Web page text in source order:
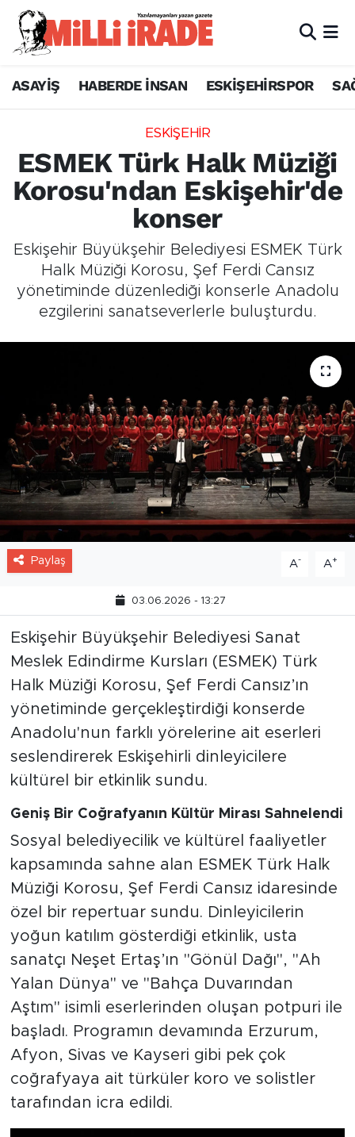
ASAYİŞ HABERDE İNSAN ESKİŞEHİRSPOR
ESKİŞEHİR
ESMEK Türk Halk Müziği
Korosu'ndan Eskişehir'de
konser
Eskişehir Büyükşehir Belediyesi ESMEK Türk
Halk Müziği Korosu, Şef Ferdi Cansız
yönetiminde düzenlediği konserle Anadolu
ezgilerini sanatseverlerle buluşturdu.
Paylaş A- A+
03.06.2026 - 13:27
Eskişehir Büyükşehir Belediyesi Sanat
Meslek Edindirme Kursları (ESMEK) Türk
Halk Müziği Korosu, Şef Ferdi Cansız’ın
yönetiminde gerçekleştirdiği konserde
Anadolu'nun farklı yörelerine ait eserleri
seslendirerek Eskişehirli dinleyicilere
kültürel bir etkinlik sundu.
Geniş Bir Coğrafyanın Kültür Mirası Sahnelendi
Sosyal belediyecilik ve kültürel faaliyetler
kapsamında sahne alan ESMEK Türk Halk
Müziği Korosu, Şef Ferdi Cansız idaresinde
özel bir repertuar sundu. Dinleyicilerin
yoğun katılım gösterdiği etkinlik, usta
sanatçı Neşet Ertaş’ın "Gönül Dağı", "Ah
Yalan Dünya" ve "Bahça Duvarından
Aştım" isimli eserlerinden oluşan potpuri ile
başladı. Programın devamında Erzurum,
Afyon, Sivas ve Kayseri gibi pek çok
coğrafyaya ait türküler koro ve solistler
tarafından icra edildi.